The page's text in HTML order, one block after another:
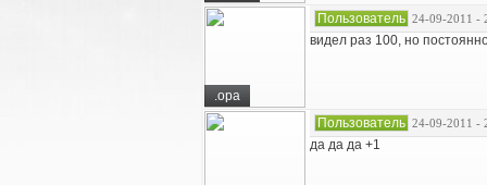
.opa
Пользователь 24-09-2011 -
видел раз 100, но
Пользователь 24-09-2011 -
да да да +1